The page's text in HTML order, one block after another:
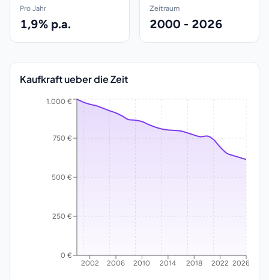
Pro Jahr
1,9% p.a.
Zeitraum
2000 - 2026
Kaufkraft ueber die Zeit
2002 2006 2010 2014 2018 2022 2026
0 €
250 €
500 €
750 €
1.000 €